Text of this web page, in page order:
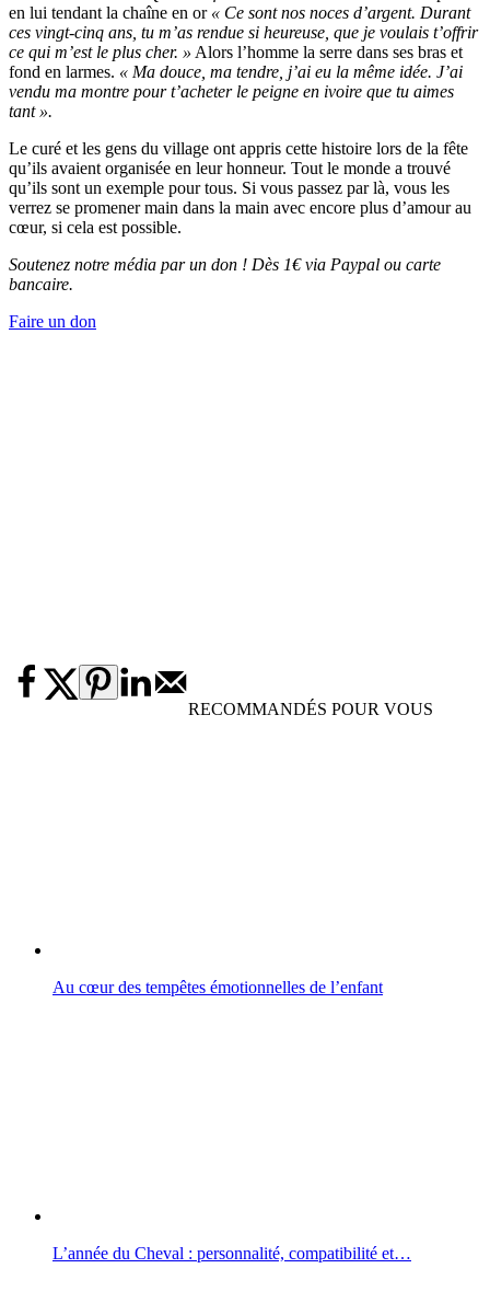
en lui tendant la chaîne en or « Ce sont nos noces d’argent. Durant
ces vingt-cinq ans, tu m’as rendue si heureuse, que je voulais t’offrir
ce qui m’est le plus cher. » Alors l’homme la serre dans ses bras et
fond en larmes. « Ma douce, ma tendre, j’ai eu la même idée. J’ai
vendu ma montre pour t’acheter le peigne en ivoire que tu aimes
tant ».
Le curé et les gens du village ont appris cette histoire lors de la fête
qu’ils avaient organisée en leur honneur. Tout le monde a trouvé
qu’ils sont un exemple pour tous. Si vous passez par là, vous les
verrez se promener main dans la main avec encore plus d’amour au
cœur, si cela est possible.
Soutenez notre média par un don ! Dès 1€ via Paypal ou carte
bancaire.
Faire un don
RECOMMANDÉS POUR VOUS
Au cœur des tempêtes émotionnelles de l’enfant
L’année du Cheval : personnalité, compatibilité et…